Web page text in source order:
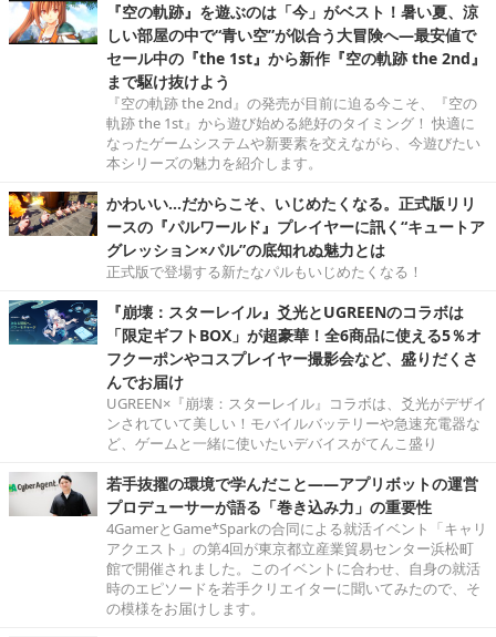
『空の軌跡』を遊ぶのは「今」がベスト！暑い夏、涼
しい部屋の中で“青い空”が似合う大冒険へ―最安値で
セール中の『the 1st』から新作『空の軌跡 the 2nd』
まで駆け抜けよう
『空の軌跡 the 2nd』の発売が目前に迫る今こそ、『空の
軌跡 the 1st』から遊び始める絶好のタイミング！ 快適に
なったゲームシステムや新要素を交えながら、今遊びたい
本シリーズの魅力を紹介します。
かわいい…だからこそ、いじめたくなる。正式版リリ
ースの『パルワールド』プレイヤーに訊く“キュートア
グレッション×パル”の底知れぬ魅力とは
正式版で登場する新たなパルもいじめたくなる！
『崩壊：スターレイル』爻光とUGREENのコラボは
「限定ギフトBOX」が超豪華！全6商品に使える5％オ
フクーポンやコスプレイヤー撮影会など、盛りだくさ
んでお届け
UGREEN×『崩壊：スターレイル』コラボは、爻光がデザイ
ンされていて美しい！モバイルバッテリーや急速充電器な
ど、ゲームと一緒に使いたいデバイスがてんこ盛り
若手抜擢の環境で学んだこと――アプリボットの運営
プロデューサーが語る「巻き込み力」の重要性
4GamerとGame*Sparkの合同による就活イベント「キャリ
アクエスト」の第4回が東京都立産業貿易センター浜松町
館で開催されました。このイベントに合わせ、自身の就活
時のエピソードを若手クリエイターに聞いてみたので、そ
の模様をお届けします。